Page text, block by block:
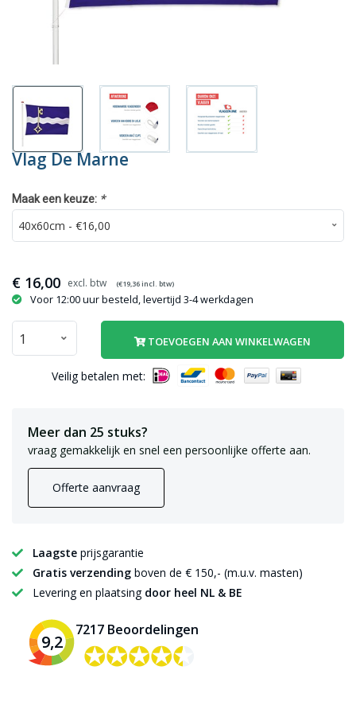
Vlag De Marne
Maak een keuze: *
€ 16,00 (€19,36incl. btw)
Voor 12:00 uur besteld, levertijd 3-4 werkdagen
TOEVOEGEN AAN WINKELWAGEN
Veilig betalen met:
Meer dan 25 stuks?
vraag gemakkelijk en snel een persoonlijke offerte aan.
Offerte aanvraag
Laagste prijsgarantie
Gratis verzending boven de € 150,- (m.u.v. masten)
Levering en plaatsing door heel NL & BE
9,2
7217 Beoordelingen
✪✪✪✪✪
✪✪✪✪✪